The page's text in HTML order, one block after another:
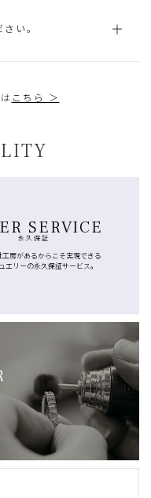
い。
こちら ＞
SERVICE
永久保証
工房があるからこそ実現できる
エリーの永久保証サービス。